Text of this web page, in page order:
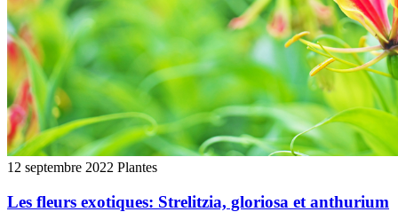
12 septembre 2022 Plantes
Les fleurs exotiques: Strelitzia, gloriosa et anthurium